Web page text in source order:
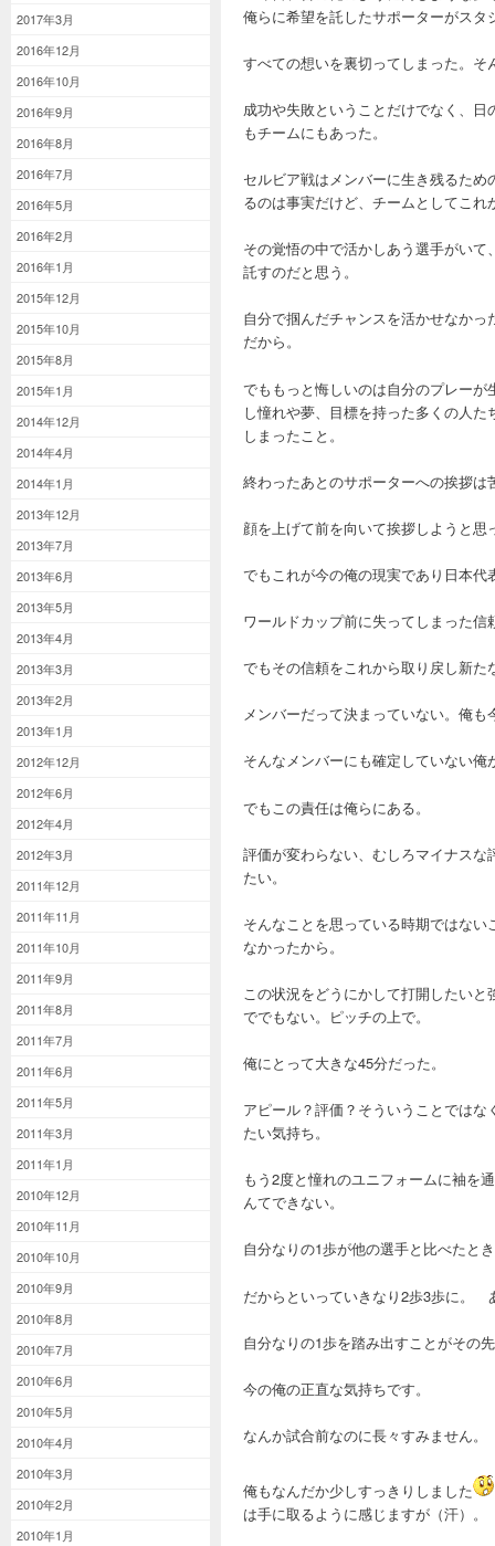
2017年3月
2016年12月
2016年10月
2016年9月
2016年8月
2016年7月
2016年5月
2016年2月
2016年1月
2015年12月
2015年10月
2015年8月
2015年1月
2014年12月
2014年4月
2014年1月
2013年12月
2013年7月
2013年6月
2013年5月
2013年4月
2013年3月
2013年2月
2013年1月
2012年12月
2012年6月
2012年4月
2012年3月
2011年12月
2011年11月
2011年10月
2011年9月
2011年8月
2011年7月
2011年6月
2011年5月
2011年3月
2011年1月
2010年12月
2010年11月
2010年10月
2010年9月
2010年8月
2010年7月
2010年6月
2010年5月
2010年4月
2010年3月
2010年2月
2010年1月
俺らに希望を託したサポーターがス
すべての想いを裏切ってしまった。そ
成功や失敗ということだけでなく、
もチームにもあった。
セルビア戦はメンバーに生き残るた
るのは事実だけど、チームとしてこ
その覚悟の中で活かしあう選手がい
託すのだと思う。
自分で掴んだチャンスを活かせなか
だから。
でももっと悔しいのは自分のプレー
し憧れや夢、目標を持った多くの人
しまったこと。
終わったあとのサポーターへの挨拶は
顔を上げて前を向いて挨拶しようと
でもこれが今の俺の現実であり日本
ワールドカップ前に失ってしまった信
でもその信頼をこれから取り戻し新
メンバーだって決まっていない。俺
そんなメンバーにも確定していない
でもこの責任は俺らにある。
評価が変わらない、むしろマイナス
たい。
そんなことを思っている時期ではな
なかったから。
この状況をどうにかして打開したい
ででもない。ピッチの上で。
俺にとって大きな45分だった。
アピール？評価？そういうことでは
たい気持ち。
もう2度と憧れのユニフォームに袖を
んてできない。
自分なりの1歩が他の選手と比べたと
だからといっていきなり2歩3歩に。
自分なりの1歩を踏み出すことがその
今の俺の正直な気持ちです。
なんか試合前なのに長々すみません。
俺もなんだか少しすっきりしました
は手に取るように感じますが（汗）。